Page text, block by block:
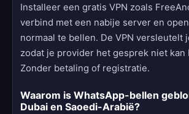
Installeer een gratis VPN zoals
verbind met een nabije server en
normaal te bellen. De VPN versleutelt
zodat je provider het gesprek niet kan
Zonder betaling of registratie.
Waarom is WhatsApp-bellen
Dubai en Saoedi-Arabië?